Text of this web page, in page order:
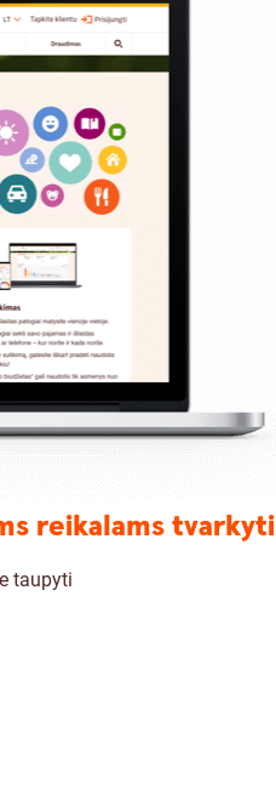
reikalams tvarkyti
taupyti